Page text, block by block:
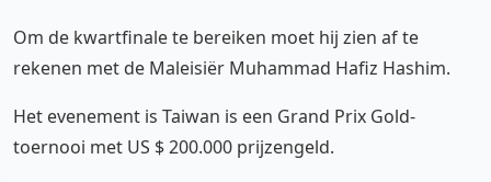
Om de kwartfinale te bereiken moet hij zien af te
rekenen met de Maleisiër Muhammad Hafiz Hashim.
Het evenement is Taiwan is een Grand Prix Gold-
toernooi met US $ 200.000 prijzengeld.